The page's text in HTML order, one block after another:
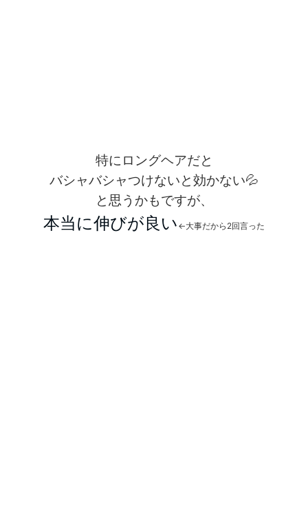
特にロングヘアだと
バシャバシャつけないと効かない💦
と思うかもですが、
本当に伸びが良い ←大事だから2回言った